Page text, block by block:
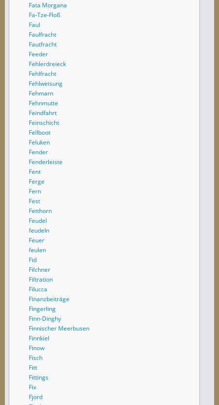
Fata Morgana
Fa-Tze-Floß
Faul
Faulfracht
Fautfracht
Feeder
Fehlerdreieck
Fehlfracht
Fehlweisung
Fehmarn
Fehnmutte
Feindfahrt
Feinschicht
Fellboot
Feluken
Fender
Fenderleiste
Fent
Ferge
Fern
Fest
Fetthorn
Feudel
feudeln
Feuer
feulen
Fid
Filchner
Filtration
Filucca
Finanzbeiträge
Fingerling
Finn-Dinghy
Finnischer Meerbusen
Finnkiel
Finow
Fisch
Fitt
Fittings
Fix
Fjord